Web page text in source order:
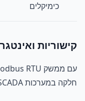
כימיקלים
קישוריות
חלקה במערכות SCADA מודרניות ורשתות IoT.